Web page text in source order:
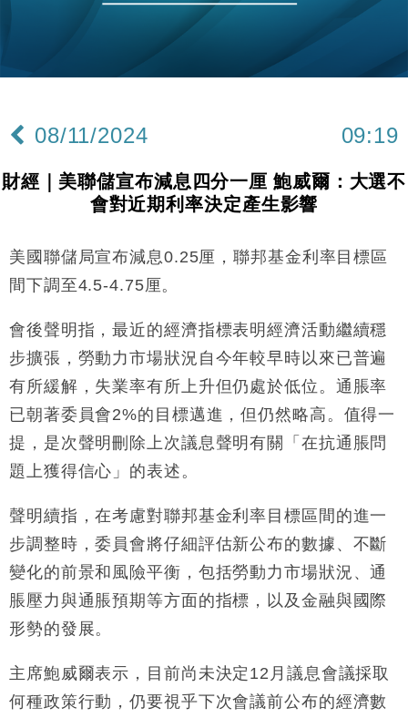
15:47
財經｜恒隆10月換帥 玩具「反」斗城亞洲CEO蔡德
財經｜韓股反覆波動收跌 連挫7周創逾3年最長跌勢
12:44
財經｜日本春季三度入市撐日圓 4月單日斥6.28萬億
11:12
國際｜特朗普料美伊戰事快結束 承認部分彈藥庫存緊
司
18:31
財經｜華僑銀行上半年淨利創新高 中期息增15%至
17:33
財經｜滙豐上調香港今年GDP預測至4.5% 看好貿易
16:47
損失近6900萬元
16:05
財經｜日經失守6.5萬點後回穩 全周仍升近2%
15:47
財經｜恒隆10月換帥 玩具「反」斗城亞洲CEO蔡德
粦接任
15:11
財經｜韓股反覆波動收跌 連挫7周創逾3年最長跌勢
13:44
財經｜內地7月美元計價出口增近24%勝預期 貿易順
差達1125億美元
12:44
財經｜日本春季三度入市撐日圓 4月單日斥6.28萬億
日圓干預創新高
張
15:59
財經｜SA售股自救後再出手 斥4億美元押注未上市公
司
08/11/2024 09:19
財經｜美聯儲宣布減息四分一厘 鮑威爾：大選不
會對近期利率決定產生影響
美國聯儲局宣布減息0.25厘，聯邦基金利率目標區
間下調至4.5-4.75厘。
會後聲明指，最近的經濟指標表明經濟活動繼續穩
步擴張，勞動力市場狀況自今年較早時以來已普遍
有所緩解，失業率有所上升但仍處於低位。通脹率
已朝著委員會2%的目標邁進，但仍然略高。值得一
提，是次聲明刪除上次議息聲明有關「在抗通脹問
題上獲得信心」的表述。
聲明續指，在考慮對聯邦基金利率目標區間的進一
步調整時，委員會將仔細評估新公布的數據、不斷
變化的前景和風險平衡，包括勞動力市場狀況、通
脹壓力與通脹預期等方面的指標，以及金融與國際
形勢的發展。
主席鮑威爾表示，目前尚未決定12月議息會議採取
何種政策行動，仍要視乎下次會議前公布的經濟數